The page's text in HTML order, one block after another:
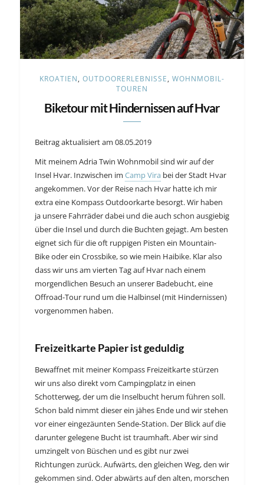
KROATIEN, OUTDOORERLEBNISSE, WOHNMOBIL-
TOUREN
Biketour mit Hindernissen auf Hvar
Beitrag aktualisiert am 08.05.2019
Mit meinem Adria Twin Wohnmobil sind wir auf der
Insel Hvar. Inzwischen im Camp Vira bei der Stadt Hvar
angekommen. Vor der Reise nach Hvar hatte ich mir
extra eine Kompass Outdoorkarte besorgt. Wir haben
ja unsere Fahrräder dabei und die auch schon ausgiebig
über die Insel und durch die Buchten gejagt. Am besten
eignet sich für die oft ruppigen Pisten ein Mountain-
Bike oder ein Crossbike, so wie mein Haibike. Klar also
dass wir uns am vierten Tag auf Hvar nach einem
morgendlichen Besuch an unserer Badebucht, eine
Offroad-Tour rund um die Halbinsel (mit Hindernissen)
vorgenommen haben.
Freizeitkarte Papier ist geduldig
Bewaffnet mit meiner Kompass Freizeitkarte stürzen
wir uns also direkt vom Campingplatz in einen
Schotterweg, der um die Inselbucht herum führen soll.
Schon bald nimmt dieser ein jähes Ende und wir stehen
vor einer eingezäunten Sende-Station. Der Blick auf die
darunter gelegene Bucht ist traumhaft. Aber wir sind
umzingelt von Büschen und es gibt nur zwei
Richtungen zurück. Aufwärts, den gleichen Weg, den wir
gekommen sind. Oder abwärts auf den alten, morschen